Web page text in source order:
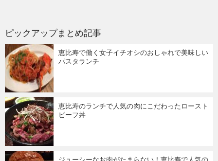
ピックアップまとめ記事
恵比寿で働く女子イチオシのおしゃれで美味しい
パスタランチ
恵比寿のランチで人気の肉にこだわったロースト
ビーフ丼
ジューシーなお肉がたまらない！恵比寿で人気の